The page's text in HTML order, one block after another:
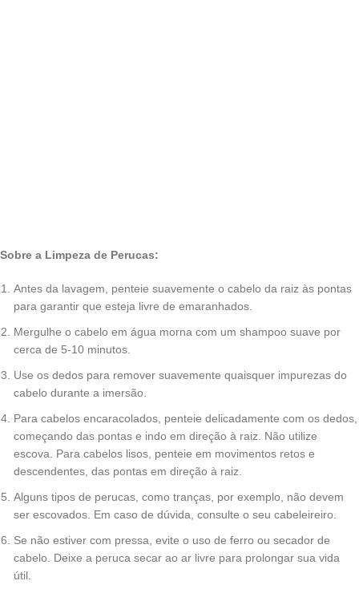
Sobre a Limpeza de Perucas:
Antes da lavagem, penteie suavemente o cabelo da raiz às pontas
para garantir que esteja livre de emaranhados.
Mergulhe o cabelo em água morna com um shampoo suave por
cerca de 5-10 minutos.
Use os dedos para remover suavemente quaisquer impurezas do
cabelo durante a imersão.
Para cabelos encaracolados, penteie delicadamente com os dedos,
começando das pontas e indo em direção à raiz. Não utilize
escova. Para cabelos lisos, penteie em movimentos retos e
descendentes, das pontas em direção à raiz.
Alguns tipos de perucas, como tranças, por exemplo, não devem
ser escovados. Em caso de dúvida, consulte o seu cabeleireiro.
Se não estiver com pressa, evite o uso de ferro ou secador de
cabelo. Deixe a peruca secar ao ar livre para prolongar sua vida
útil.